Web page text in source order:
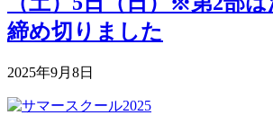
締め切りました
2025年9月8日